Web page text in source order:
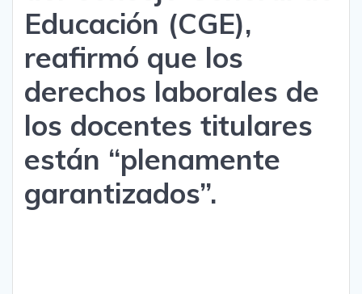
Educación (CGE),
reafirmó que los
derechos laborales de
los docentes titulares
están “plenamente
garantizados”.